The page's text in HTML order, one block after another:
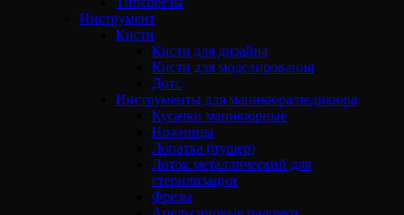
Инструмент
Кисти
Кисти для дизайна
Кисти для моделирования
Дотс
Инструменты для маникюра/педикюра
Кусачки маникюрные
Ножницы
Лопатка (пушер)
Лоток металлический для
стерилизации
Фрезы